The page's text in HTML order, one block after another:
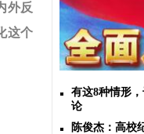
外反
这个
有这8种情形
论
陈俊杰：高校